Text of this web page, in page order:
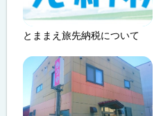
とままえ旅先納税について